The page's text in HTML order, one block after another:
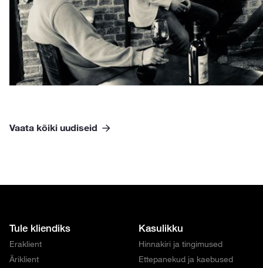
Vaata kõiki uudiseid
Tule kliendiks
Eraklient
Äriklient
Kasulikku
Hinnakiri ja tingimused
Ettepanekud ja kaebused